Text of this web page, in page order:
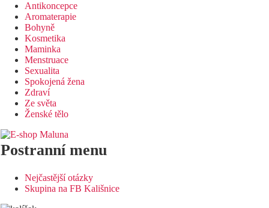
Antikoncepce
Aromaterapie
Bohyně
Kosmetika
Maminka
Menstruace
Sexualita
Spokojená žena
Zdraví
Ze světa
Ženské tělo
Postranní menu
Nejčastější otázky
Skupina na FB Kališnice